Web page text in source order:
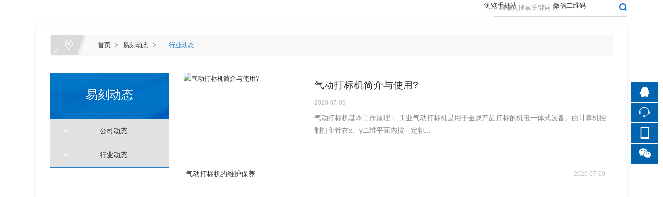
浏览手机站 微信二维码
首页 > 易刻动态 > 行业动态
易刻动态
公司动态
行业动态
气动打标机简介与使用?
2020-07-09
气动打标机基本工作原理： 工业气动打标机是用于金属产品打标的机电一体式设备。由计算机控
制打印针在x、y二维平面内按一定轨...
2020-07-09
气动打标机的维护保养